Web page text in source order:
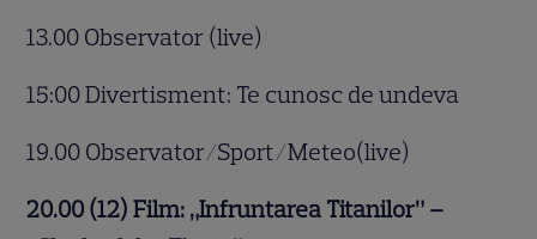
13.00 Observator (live)
15:00 Divertisment: Te cunosc de undeva
19.00 Observator/Sport/Meteo(live)
20.00 (12) Film: „Infruntarea Titanilor” –